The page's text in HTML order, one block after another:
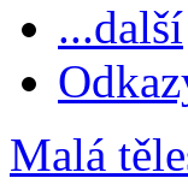
...další
Malá